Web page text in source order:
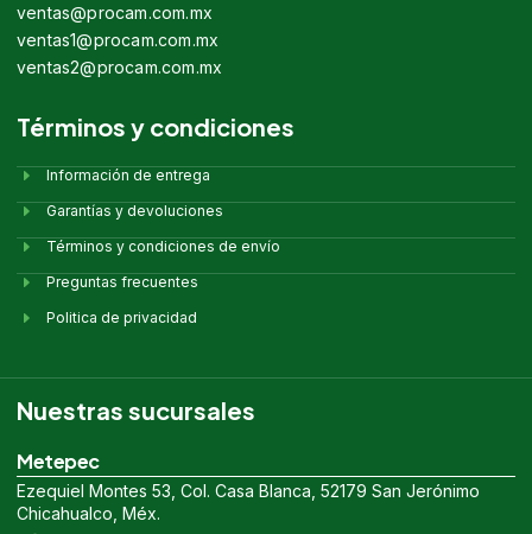
ventas@procam.com.mx
ventas1@procam.com.mx
ventas2@procam.com.mx
Términos y condiciones
Información de entrega
Garantías y devoluciones
Términos y condiciones de envío
Preguntas frecuentes
Politica de privacidad
Nuestras sucursales
Metepec
Ezequiel Montes 53, Col. Casa Blanca, 52179 San Jerónimo
Chicahualco, Méx.